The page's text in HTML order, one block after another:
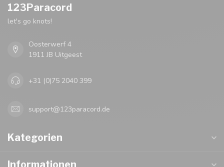
123Paracord
let's go knots!
Oosterwerf 4
1911 JB Uitgeest
+31 (0)75 2040 399
support@123paracord.de
Kategorien